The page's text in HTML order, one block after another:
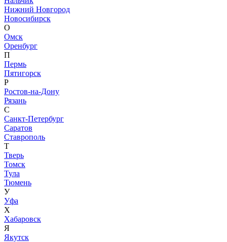
Нижний Новгород
Новосибирск
О
Омск
Оренбург
П
Пермь
Пятигорск
Р
Ростов-на-Дону
Рязань
С
Санкт-Петербург
Саратов
Ставрополь
Т
Тверь
Томск
Тула
Тюмень
У
Уфа
Х
Хабаровск
Я
Якутск